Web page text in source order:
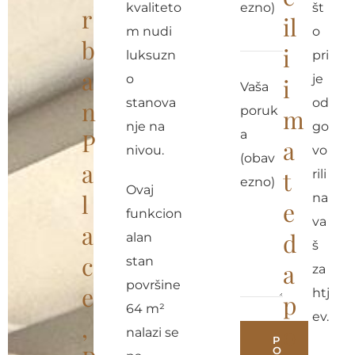
r
b
a
n
P
a
l
a
c
e
,
kvaliteto
m nudi
luksuzn
o
stanova
nje na
nivou.
Ovaj
funkcion
alan
stan
površine
64 m²
nalazi se
ezno)
Vaša
poruk
a
(obav
ezno)
P
O
il
i
i
m
a
t
e
d
a
p
št
o
pri
je
od
go
vo
rili
na
va
š
za
htj
ev.